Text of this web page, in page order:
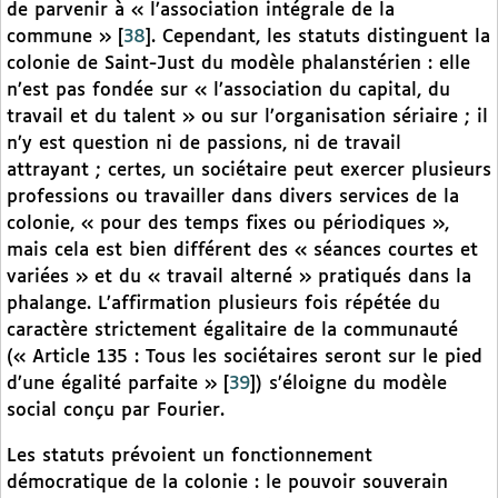
de parvenir à « l’association intégrale de la
commune »
38 . Cependant, les statuts distinguent la
colonie de Saint-Just du modèle phalanstérien : elle
n’est pas fondée sur « l’association du capital, du
travail et du talent » ou sur l’organisation sériaire ; il
n’y est question ni de passions, ni de travail
attrayant ; certes, un sociétaire peut exercer plusieurs
professions ou travailler dans divers services de la
colonie, « pour des temps fixes ou périodiques »,
mais cela est bien différent des « séances courtes et
variées » et du « travail alterné » pratiqués dans la
phalange. L’affirmation plusieurs fois répétée du
caractère strictement égalitaire de la communauté
(« Article 135 : Tous les sociétaires seront sur le pied
d’une égalité parfaite »
39 ) s’éloigne du modèle
social conçu par Fourier.
Les statuts prévoient un fonctionnement
démocratique de la colonie : le pouvoir souverain